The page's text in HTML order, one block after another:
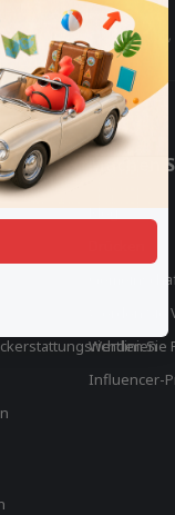
By
Machen
Blog
Werden
Werden Sie
Influencer-